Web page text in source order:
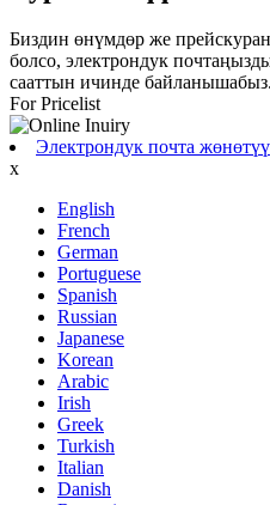
Биздин өнүмдөр же
болсо, электрондук
сааттын ичинде байланышабыз.
For Pricelist
Электрондук почта жөнөтүү
x
English
French
German
Portuguese
Spanish
Russian
Japanese
Korean
Arabic
Irish
Greek
Turkish
Italian
Danish